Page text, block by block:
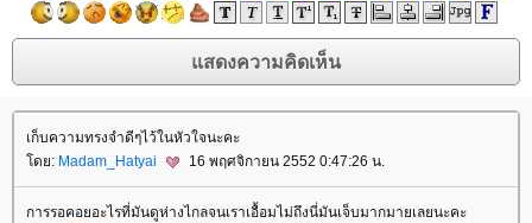
เก็บความทรงจำดีๆไว้ในหัวใจนะคะ
ดย: Madam_Hatyai 16 พฤศจิกายน 2552 0:47:26 น.
การรอคอยอะไรที่มันดูห่างไกลจนเราเอื้อมไม่ถึงนี่มันเจ็บมากมายเลยนะคะ